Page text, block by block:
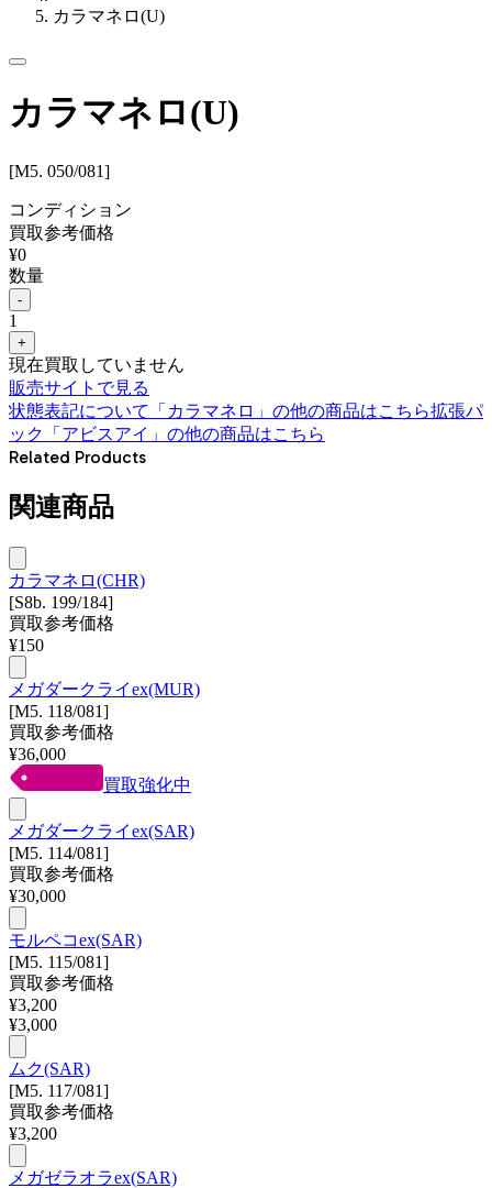
カラマネロ(U)
カラマネロ(U)
[M5. 050/081]
コンディション
買取参考価格
¥0
数量
-
1
+
現在買取していません
販売サイトで見る
状態表記について
「 カラマネロ 」の他の商品はこちら拡張パ
ック「アビスアイ」 の他の商品はこちら
Related Products
関連商品
カラマネロ(CHR)
[S8b. 199/184]
買取参考価格
¥150
メガダークライex(MUR)
[M5. 118/081]
買取参考価格
¥36,000
買取強化中
メガダークライex(SAR)
[M5. 114/081]
買取参考価格
¥30,000
モルペコex(SAR)
[M5. 115/081]
買取参考価格
¥3,200
¥3,000
ムク(SAR)
[M5. 117/081]
買取参考価格
¥3,200
メガゼラオラex(SAR)